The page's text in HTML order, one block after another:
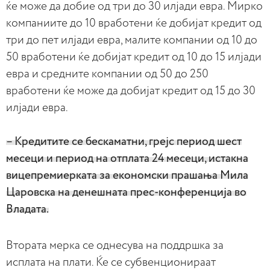
ќе може да добие од три до 30 илјади евра. Мирко
компаниите до 10 вработени ќе добијат кредит од
три до пет илјади евра, малите компании од 10 до
50 вработени ќе добијат кредит од 10 до 15 илјади
евра и средните компании од 50 до 250
вработени ќе може да добијат кредит од 15 до 30
илјади евра.
– Кредитите се бескаматни, грејс период шест
месеци и период на отплата 24 месеци, истакна
вицепремиерката за економски прашања Мила
Царовска на денешната прес-конференција во
Владата.
Втората мерка се однесува на поддршка за
исплата на плати. Ќе се субвенционираат